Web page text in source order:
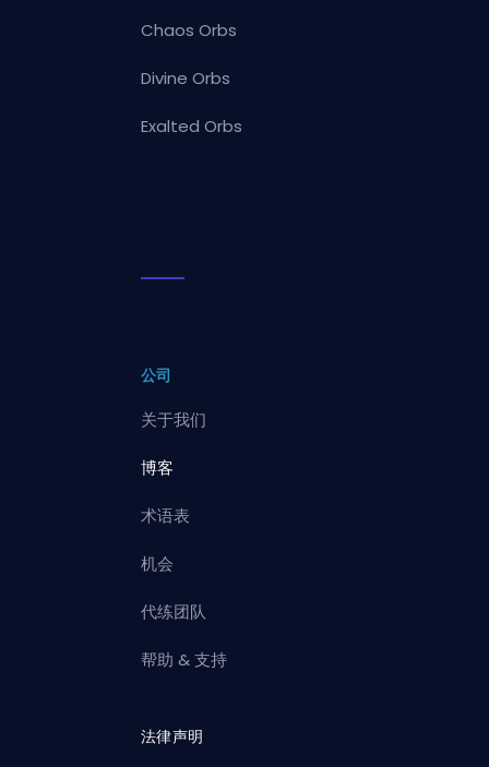
Chaos Orbs
Divine Orbs
Exalted Orbs
公司
关于我们
博客
术语表
机会
代练团队
帮助 & 支持
法律声明